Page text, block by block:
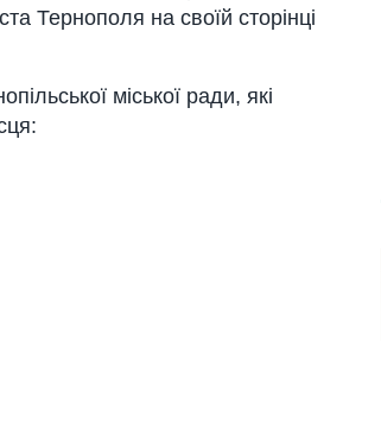
Тернополя на своїй сторінці
міської ради, які